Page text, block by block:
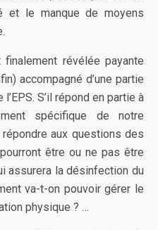
et le manque de moyens
finalement révélée payante
accompagné d’une partie
S’il répond en partie à
spécifique de notre
aux questions des
être ou ne pas être
assurera la désinfection du
va-t-on pouvoir gérer le
physique ? …